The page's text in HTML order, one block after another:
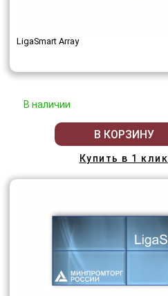
LigaSmart Array
В наличии
В КОРЗИНУ
Купить в 1 клик